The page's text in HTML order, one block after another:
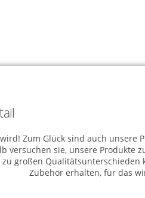
Zum Glück sind auch unsere
versuchen sie, unsere Produkte
zu großen
Zubehör erhalten, für das